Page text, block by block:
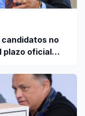
no
plazo oficial